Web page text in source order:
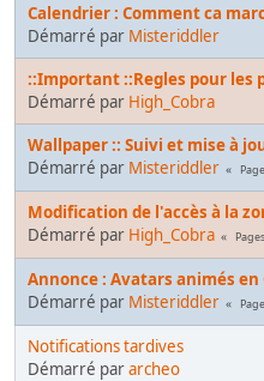
Calendrier : Comment ca
Démarré par Misteriddler
::Important ::Regles pour les
Démarré par High_Cobra
Wallpaper :: Suivi et mise à
Démarré par Misteriddler
Modification de l'accès à la
Démarré par High_Cobra Pages
Annonce : Avatars animés en
Démarré par Misteriddler
Notifications tardives
Démarré pararcheo